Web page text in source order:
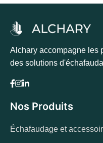
Alchary accompagne les
des solutions
Nos Produits
Échafaudage et